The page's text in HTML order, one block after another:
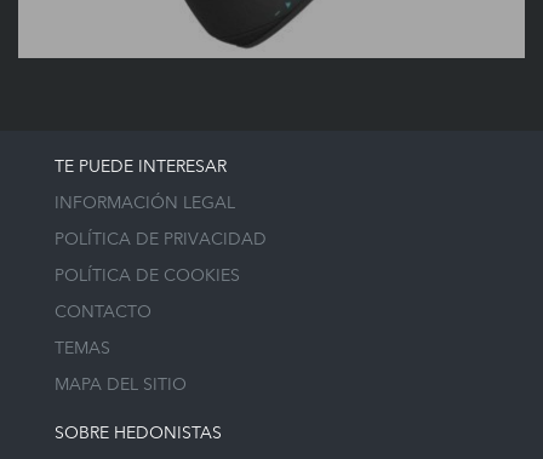
TE PUEDE INTERESAR
INFORMACIÓN LEGAL
POLÍTICA DE PRIVACIDAD
POLÍTICA DE COOKIES
CONTACTO
TEMAS
MAPA DEL SITIO
SOBRE HEDONISTAS